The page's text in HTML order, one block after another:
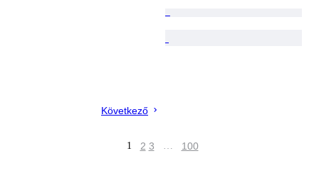
Következő
1 2 3 … 100